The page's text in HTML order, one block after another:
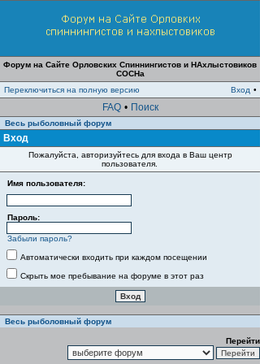
Форум на Сайте Орловских Спиннингистов и НАхлыстовиков
СОСНа
Переключиться на полную версию
Вход •
FAQ • Поиск
Весь рыболовный форум
Вход
Пожалуйста, авторизуйтесь для входа в Ваш центр
пользователя.
Имя пользователя:
Пароль:
Забыли пароль?
Автоматически входить при каждом посещении
Скрыть мое пребывание на форуме в этот раз
Весь рыболовный форум
Перейти